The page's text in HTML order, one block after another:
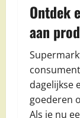
Ontdek
aan
dagelijkse
goederen
Als je nu